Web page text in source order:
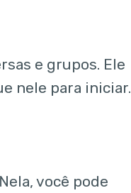
e grupos. Ele
nele para iniciar.
você pode